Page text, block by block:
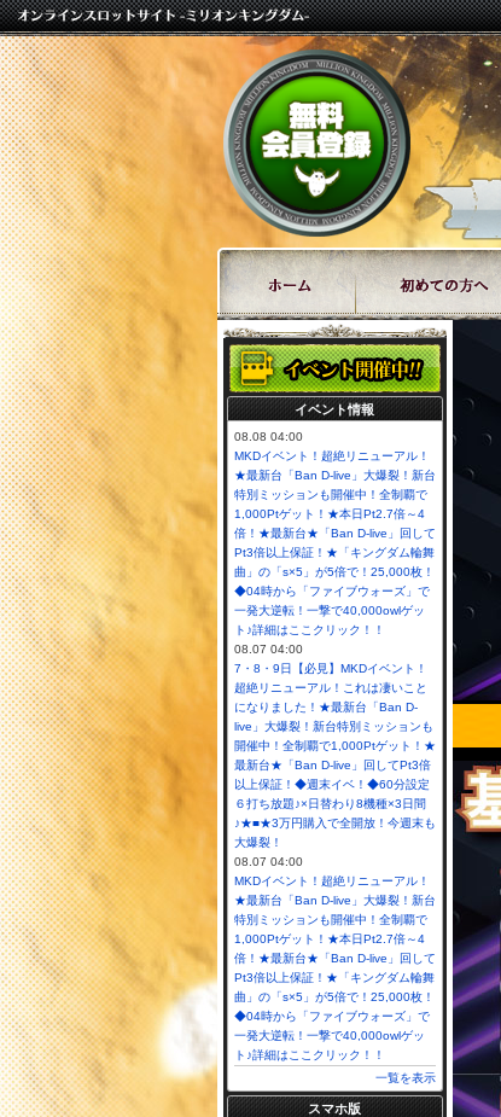
イベント情報
08.08 04:00
MKDイベント！超絶リニューアル！
★最新台「Ban D-live」大爆裂！新台
特別ミッションも開催中！全制覇で
1,000Ptゲット！★本日Pt2.7倍～4
倍！★最新台★「Ban D-live」回して
Pt3倍以上保証！★「キングダム輪舞
曲」の「s×5」が5倍で！25,000枚！
◆04時から「ファイブウォーズ」で
一発大逆転！一撃で40,000owlゲッ
ト♪詳細はここクリック！！
08.07 04:00
7・8・9日【必見】MKDイベント！
超絶リニューアル！これは凄いこと
になりました！★最新台「Ban D-
live」大爆裂！新台特別ミッションも
開催中！全制覇で1,000Ptゲット！★
最新台★「Ban D-live」回してPt3倍
以上保証！◆週末イベ！◆60分設定
６打ち放題♪×日替わり8機種×3日間
♪★■★3万円購入で全開放！今週末も
大爆裂！
08.07 04:00
MKDイベント！超絶リニューアル！
★最新台「Ban D-live」大爆裂！新台
特別ミッションも開催中！全制覇で
1,000Ptゲット！★本日Pt2.7倍～4
倍！★最新台★「Ban D-live」回して
Pt3倍以上保証！★「キングダム輪舞
曲」の「s×5」が5倍で！25,000枚！
◆04時から「ファイブウォーズ」で
一発大逆転！一撃で40,000owlゲッ
ト♪詳細はここクリック！！
一覧を表示
スマホ版